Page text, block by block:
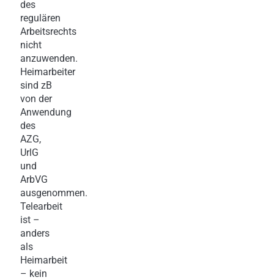
des
regulären
Arbeitsrechts
nicht
anzuwenden.
Heimarbeiter
sind zB
von der
Anwendung
des
AZG,
UrlG
und
ArbVG
ausgenommen.
Telearbeit
ist –
anders
als
Heimarbeit
– kein